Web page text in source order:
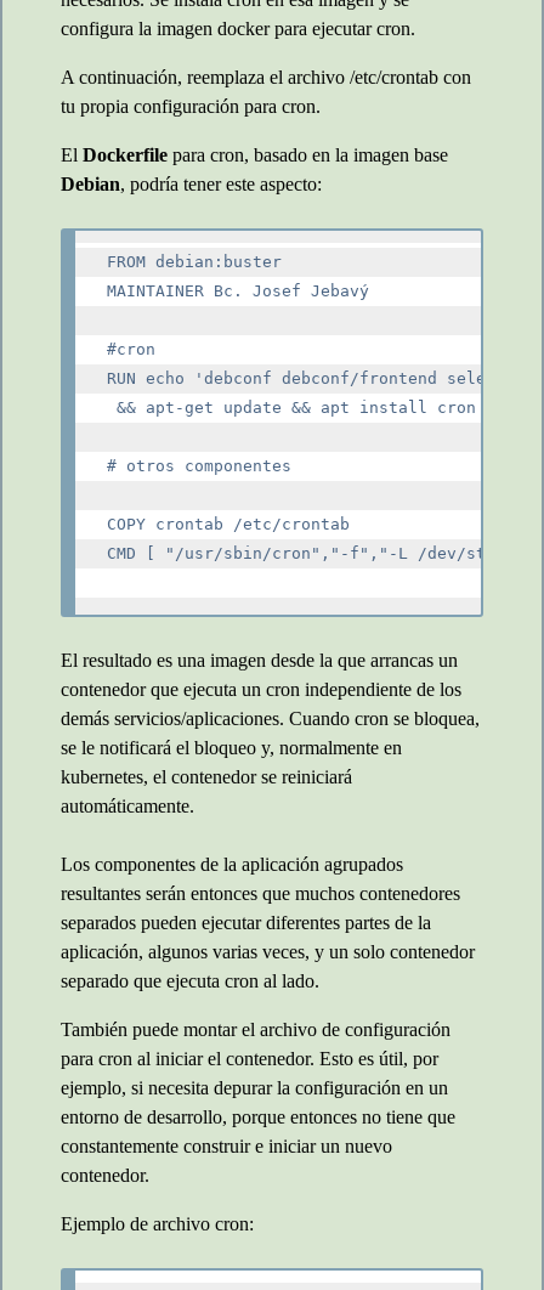
configura la imagen docker para ejecutar cron.
A continuación, reemplaza el archivo /etc/crontab con
tu propia configuración para cron.
El Dockerfile para cron, basado en la imagen base
Debian, podría tener este aspecto:
FROM debian:buster
MAINTAINER Bc. Josef Jebavý
#cron
RUN echo 'debconf debconf/frontend select
&& apt-get update && apt install cron curl
# otros componentes
COPY crontab /etc/crontab
CMD [ "/usr/sbin/cron","-f","-L /dev/stdout"
El resultado es una imagen desde la que arrancas un
contenedor que ejecuta un cron independiente de los
demás servicios/aplicaciones. Cuando cron se bloquea,
se le notificará el bloqueo y, normalmente en
kubernetes, el contenedor se reiniciará
automáticamente.
Los componentes de la aplicación agrupados
resultantes serán entonces que muchos contenedores
separados pueden ejecutar diferentes partes de la
aplicación, algunos varias veces, y un solo contenedor
separado que ejecuta cron al lado.
También puede montar el archivo de configuración
para cron al iniciar el contenedor. Esto es útil, por
ejemplo, si necesita depurar la configuración en un
entorno de desarrollo, porque entonces no tiene que
constantemente construir e iniciar un nuevo
contenedor.
Ejemplo de archivo cron: